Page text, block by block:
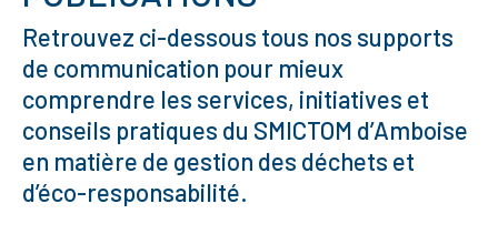
Retrouvez ci-dessous tous nos supports
de communication pour mieux
comprendre les services, initiatives et
conseils pratiques du SMICTOM d’Amboise
en matière de gestion des déchets et
d’éco-responsabilité.